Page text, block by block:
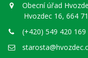
Obecní úřad
Hvozdec 16, 664 71
(+420) 549 420 169